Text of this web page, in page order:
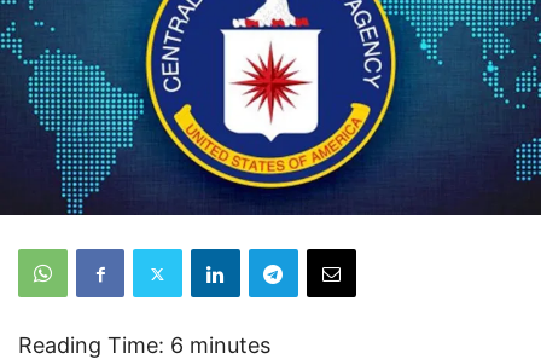
Reading Time: 6 minutes